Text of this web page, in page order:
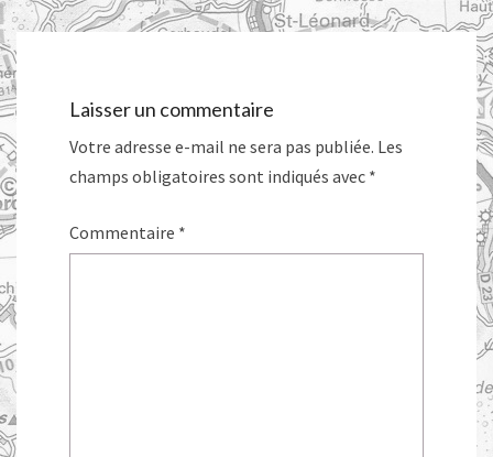
Laisser un commentaire
Votre adresse e-mail ne sera pas publiée. Les
champs obligatoires sont indiqués avec *
Commentaire *